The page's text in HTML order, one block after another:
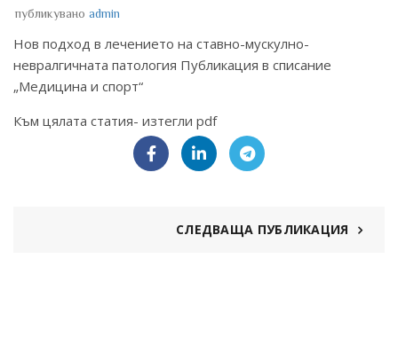
публикувано admin
Нов подход в лечението на ставно-мускулно-
невралгичната патология Публикация в списание
„Медицина и спорт“
Към цялата статия- изтегли pdf
СЛЕДВАЩА ПУБЛИКАЦИЯ